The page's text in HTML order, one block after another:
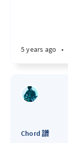
5 years ago •
Chord 譜